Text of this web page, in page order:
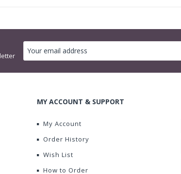
MY ACCOUNT & SUPPORT
My Account
Order History
Wish List
How to Order